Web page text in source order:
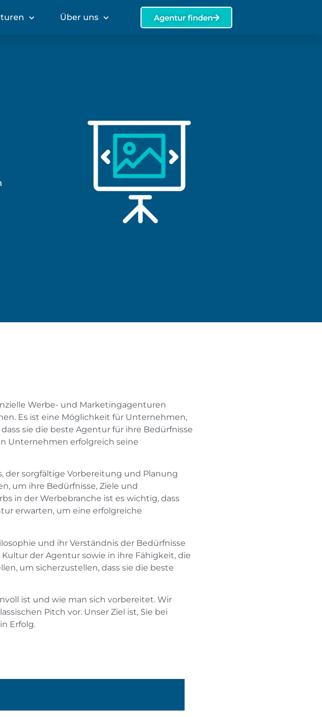
Über uns Agentur finden
Werbe- und Marketingagenturen
Es ist eine Möglichkeit für Unternehmen,
sie die beste Agentur für ihre Bedürfnisse
Unternehmen erfolgreich seine
der sorgfältige Vorbereitung und Planung
um ihre Bedürfnisse, Ziele und
in der Werbebranche ist es wichtig, dass
erwarten, um eine erfolgreiche
und ihr Verständnis der Bedürfnisse
der Agentur sowie in ihre Fähigkeit, die
um sicherzustellen, dass sie die beste
ist und wie man sich vorbereitet. Wir
Pitch vor. Unser Ziel ist, Sie bei
Erfolg.